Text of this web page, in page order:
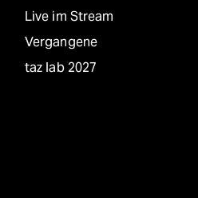
Live im Stream
Vergangene
taz lab 2027